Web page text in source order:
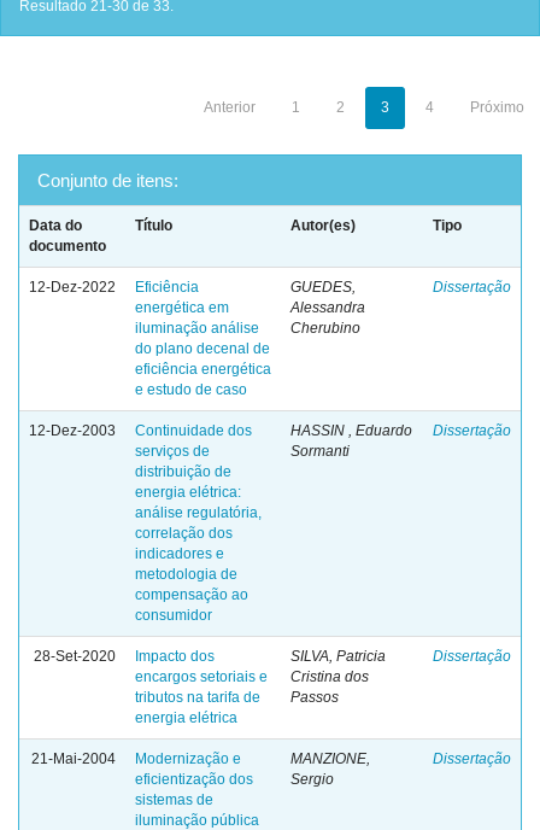
Resultado 21-30 de 33.
Anterior 1 2 3 4 Próximo
Conjunto de itens:
Data do
documento
Título Autor(es) Tipo
12-Dez-2022
Eficiência
energética em
iluminação análise
do plano decenal de
eficiência energética
e estudo de caso
GUEDES,
Alessandra
Cherubino
Dissertação
12-Dez-2003
Continuidade dos
serviços de
distribuição de
energia elétrica:
análise regulatória,
correlação dos
indicadores e
metodologia de
compensação ao
consumidor
HASSIN , Eduardo
Sormanti
Dissertação
28-Set-2020
Impacto dos
encargos setoriais e
tributos na tarifa de
energia elétrica
SILVA, Patricia
Cristina dos
Passos
Dissertação
21-Mai-2004
Modernização e
eficientização dos
sistemas de
iluminação pública
MANZIONE,
Sergio
Dissertação